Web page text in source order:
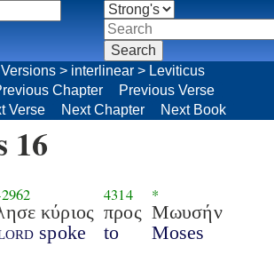
> interlinear > Leviticus
Chapter
Previous Verse
Verse Next Chapter Next Book
16
2962
κύριος
spoke
4314
προς
to
*
Μωυσήν
Moses